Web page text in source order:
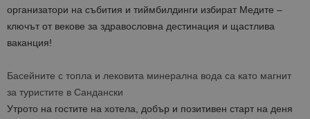
организатори на събития и тиймбилдинги избират Медите –
ключът от векове за здравословна дестинация и щастлива
ваканция!
Басейните с топла и лековита минерална вода са като магнит
за туристите в Сандански
Утрото на гостите на хотела, добър и позитивен старт на деня